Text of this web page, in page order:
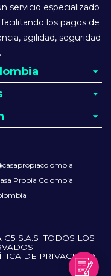
servicio especializado
los pagos de
agilidad, seguridad
Propia Colombia
S.A.S TODOS LOS
DE PRIVACIDAD